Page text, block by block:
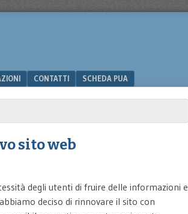
CONTATTI SCHEDA PUA
sito web
degli utenti di fruire delle informazioni e
deciso di rinnovare il sito con